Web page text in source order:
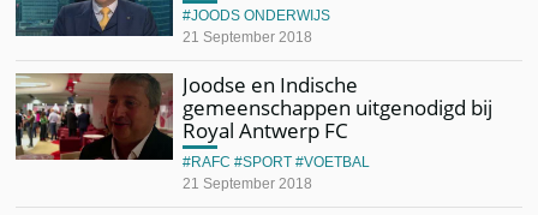
21 September 2018
JOODS ONDERWIJS
Joodse en Indische
gemeenschappen uitgenodigd bij
Royal Antwerp FC
21 September 2018
RAFC SPORT VOETBAL